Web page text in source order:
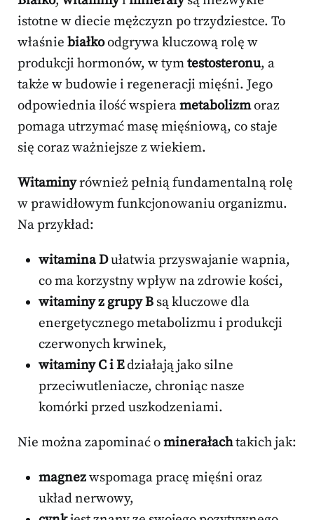
istotne w diecie mężczyzn po trzydziestce. To
właśnie białkoodgrywa kluczową rolę w
produkcji hormonów, w tymtestosteronu, a
także w budowie i regeneracji mięśni. Jego
odpowiednia ilość wspierametabolizmoraz
pomaga utrzymać masę mięśniową, co staje
się coraz ważniejsze z wiekiem.
Witaminyrównież pełnią fundamentalną rolę
w prawidłowym funkcjonowaniu organizmu.
Na przykład:
witamina Dułatwia przyswajanie wapnia,
co ma korzystny wpływ na zdrowie kości,
witaminy z grupy B są kluczowe dla
energetycznego metabolizmu i produkcji
czerwonych krwinek,
witaminy C i Edziałają jako silne
przeciwutleniacze, chroniąc nasze
komórki przed uszkodzeniami.
Nie można zapominać ominerałachtakich jak:
magnezwspomaga pracę mięśni oraz
układ nerwowy,